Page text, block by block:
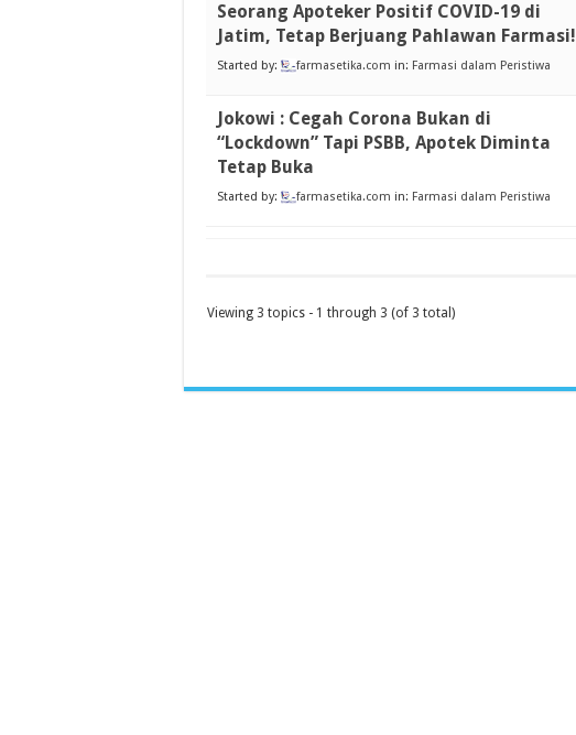
Seorang Apoteker Positif COVID-19 di
Jatim, Tetap Berjuang Pahlawan Farmasi!
Started by: farmasetika.com in: Farmasi dalam Peristiwa
Jokowi : Cegah Corona Bukan di
“Lockdown” Tapi PSBB, Apotek Diminta
Tetap Buka
Started by: farmasetika.com in: Farmasi dalam Peristiwa
Viewing 3 topics - 1 through 3 (of 3 total)